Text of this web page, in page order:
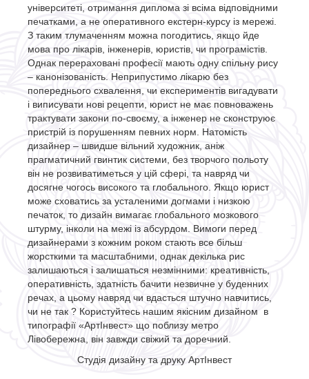
університеті, отримання диплома зі всіма відповідними
печатками, а не оперативного екстерн-курсу із мережі.
З таким тлумаченням можна погодитись, якщо йде
мова про лікарів, інженерів, юристів, чи програмістів.
Однак перераховані професії мають одну спільну рису
– канонізованість. Неприпустимо лікарю без
попереднього схвалення, чи експериментів вигадувати
і виписувати нові рецепти, юрист не має повноважень
трактувати закони по-своєму, а інженер не сконструює
пристрій із порушенням певних норм. Натомість
дизайнер – швидше вільний художник, аніж
прагматичний гвинтик системи, без творчого польоту
він не розвиватиметься у цій сфері, та навряд чи
досягне чогось високого та глобального. Якщо юрист
може сховатись за усталеними догмами і низкою
печаток, то дизайн вимагає глобального мозкового
штурму, інколи на межі із абсурдом. Вимоги перед
дизайнерами з кожним роком стають все більш
жорсткими та масштабними, однак декілька рис
залишаються і залишаться незмінними: креативність,
оперативність, здатність бачити незвичне у буденних
речах, а цьому навряд чи вдасться штучно навчитись,
чи не так ? Користуйтесь нашим якісним дизайном в
типографії «АртІнвест» що поблизу метро
Лівобережна, він завжди свіжий та доречний.
Студія дизайну та друку АртІнвест